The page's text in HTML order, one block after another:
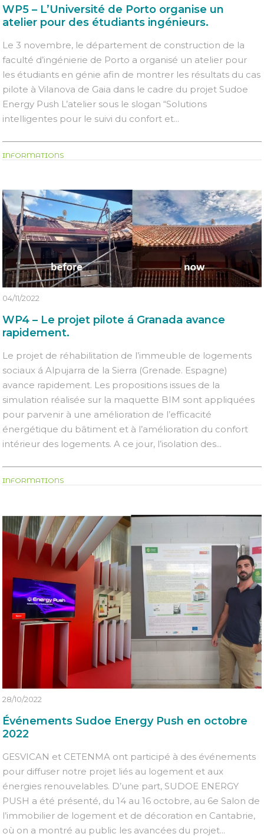
WP5 – L’Université de Porto organise un
atelier pour des étudiants ingénieurs.
Le 3 novembre, le département de construction de la
faculté d’ingénierie de Porto a organisé un atelier pour
les étudiants en génie afin de montrer les résultats du cas
pilote à Vilanova de Gaia dans le cadre du projet Sudoe
Energy Push L’atelier sous le slogan “Solutions
intelligentes pour le suivi du confort et...
INFORMATIONS
04/11/2022
WP4 – Le projet pilote á Granada avance
rapidement.
Le projet de réhabilitation de l’immeuble de logements
sociaux á Alpujarra de la Sierra (Grenade. Espagne)
avance rapidement. Les propositions issues de la
simulation réalisée sur la maquette BIM sont appliquées
pour parvenir à une amélioration de l’efficacité
énergétique du bâtiment et à l’amélioration du confort
intérieur des logements. A ce jour, l’isolation des...
INFORMATIONS
28/10/2022
Événements Sudoe Energy Push en octobre
2022
GESVICAN et CETENMA ont participé à des événements
pour diffuser notre projet liés au logement et aux
énergies renouvelables. D’une part, SUDOE ENERGY
PUSH a été présenté, du 14 au 16 octobre, au 6e Salon de
l’immobilier de logement et de décoration en Cantabrie,
où on a montré au public les avancées du projet...